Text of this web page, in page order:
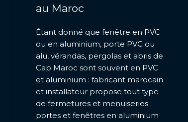
au Maroc
Étant donné que fenêtre en PVC
ou en aluminium, porte PVC ou
alu, vérandas, pergolas et abris de
Cap Maroc sont souvent en PVC
et aluminium : fabricant marocain
et installateur propose tout type
de fermetures et menuiseries :
portes et fenêtres en aluminium